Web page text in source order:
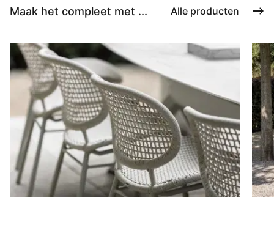
Maak het compleet met ... Alle producten